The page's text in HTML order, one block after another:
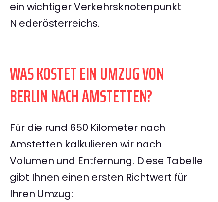
ein wichtiger Verkehrsknotenpunkt
Niederösterreichs.
WAS KOSTET EIN UMZUG VON
BERLIN NACH AMSTETTEN?
Für die rund 650 Kilometer nach
Amstetten kalkulieren wir nach
Volumen und Entfernung. Diese Tabelle
gibt Ihnen einen ersten Richtwert für
Ihren Umzug: